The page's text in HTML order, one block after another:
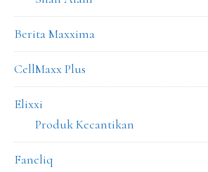
Berita Maxxima
CellMaxx Plus
Elixxi
Produk Kecantikan
Faneliq